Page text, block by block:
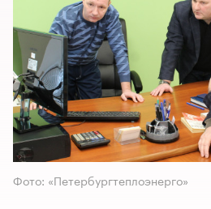
Фото: «Петербургтеплоэнерго»